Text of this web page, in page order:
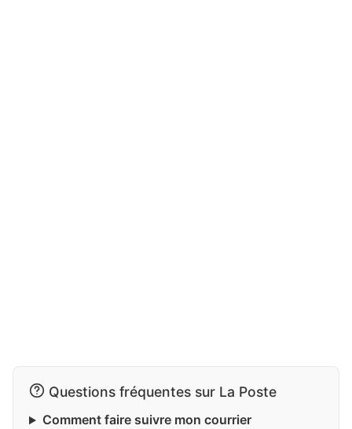
Questions fréquentes sur La Poste
Comment faire suivre mon courrier